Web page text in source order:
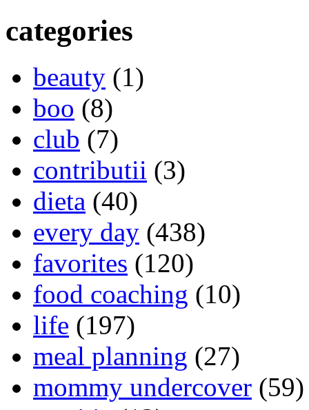
categories
beauty (1)
boo (8)
club (7)
contributii (3)
dieta (40)
every day (438)
favorites (120)
food coaching (10)
life (197)
meal planning (27)
mommy undercover (59)